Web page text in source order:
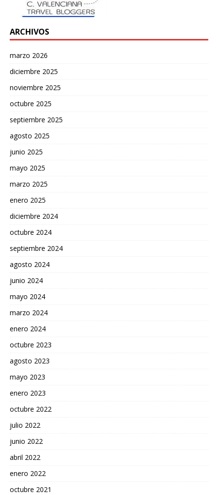
ARCHIVOS
marzo 2026
diciembre 2025
noviembre 2025
octubre 2025
septiembre 2025
agosto 2025
junio 2025
mayo 2025
marzo 2025
enero 2025
diciembre 2024
octubre 2024
septiembre 2024
agosto 2024
junio 2024
mayo 2024
marzo 2024
enero 2024
octubre 2023
agosto 2023
mayo 2023
enero 2023
octubre 2022
julio 2022
junio 2022
abril 2022
enero 2022
octubre 2021